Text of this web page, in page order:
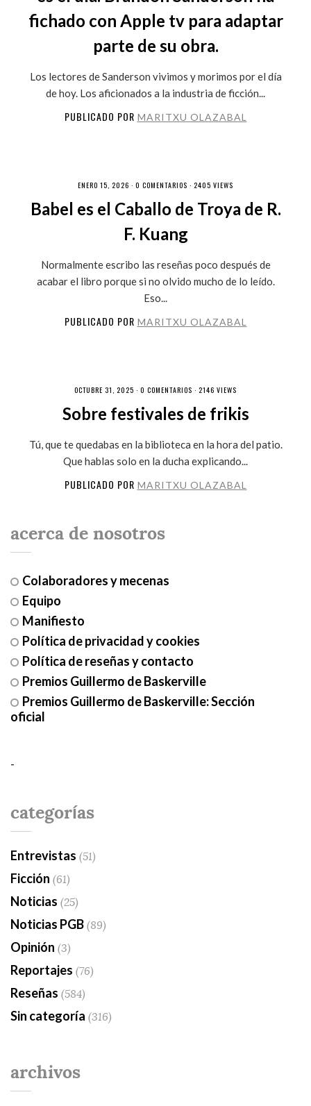
fichado con Apple tv para adaptar
parte de su obra.
Los lectores de Sanderson vivimos y morimos por el día
de hoy. Los aficionados a la industria de ficción...
PUBLICADO POR MARITXU OLAZABAL
ENERO 15, 2026 · 0 COMENTARIOS · 2405 VIEWS
Babel es el Caballo de Troya de R.
F. Kuang
Normalmente escribo las reseñas poco después de
acabar el libro porque si no olvido mucho de lo leído.
Eso...
PUBLICADO POR MARITXU OLAZABAL
OCTUBRE 31, 2025 · 0 COMENTARIOS · 2146 VIEWS
Sobre festivales de frikis
Tú, que te quedabas en la biblioteca en la hora del patio.
Que hablas solo en la ducha explicando...
PUBLICADO POR MARITXU OLAZABAL
acerca de nosotros
Colaboradores y mecenas
Equipo
Manifiesto
Política de privacidad y cookies
Política de reseñas y contacto
Premios Guillermo de Baskerville
Premios Guillermo de Baskerville: Sección
oficial
-
categorías
Entrevistas (51)
Ficción (61)
Noticias (25)
Noticias PGB(89)
Opinión (3)
Reportajes (76)
Reseñas (584)
Sin categoría (316)
archivos